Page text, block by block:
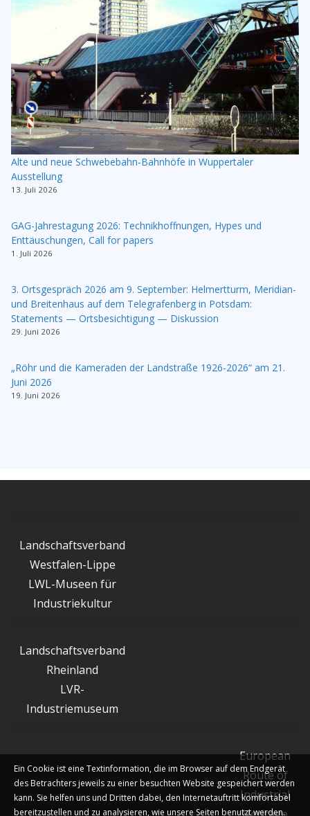
Alte und neue Schwebebahn-Bahnhöfe in Wuppertaler
Ausstellung
13. Juli 2026
GAG-Jahrestagung 2026: Technikhoffnungen, Hypes und
Enttäuschungen, Call for papers
1. Juli 2026
3. Ortsgespräch 2026 am 9. September: Helmertturm, Meridian-
und Breitenhaus auf dem Telegrafenberg in Potsdam:
Statements — Ortsbesichtigung — Diskussion
29. Juni 2026
„Röhr und die Kameraden der Landstraße 1926-2026“ am 21.
Juni 2026
19. Juni 2026
Landschaftsverband
Westfalen-Lippe
LWL-Museen für
Industriekultur
Landschaftsverband
Rheinland
LVR-
Industriemuseum
European
Route of
Industrial
Ein Cookie ist eine Textinformation, die im Browser auf dem Endgerät
des Betrachters jeweils zu einer besuchten Website gespeichert werden
kann. Sie helfen uns und Dritten dabei, den Internetauftritt komfortabel
bereitzustellen und zu analysieren, wie unsere Seiten benutzt werden.